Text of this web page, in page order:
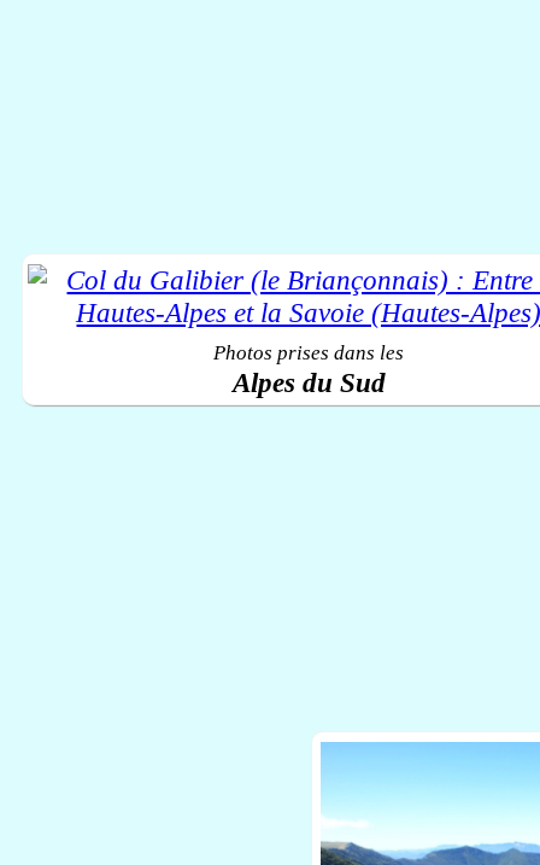
Photos prises dans les
Alpes du Sud